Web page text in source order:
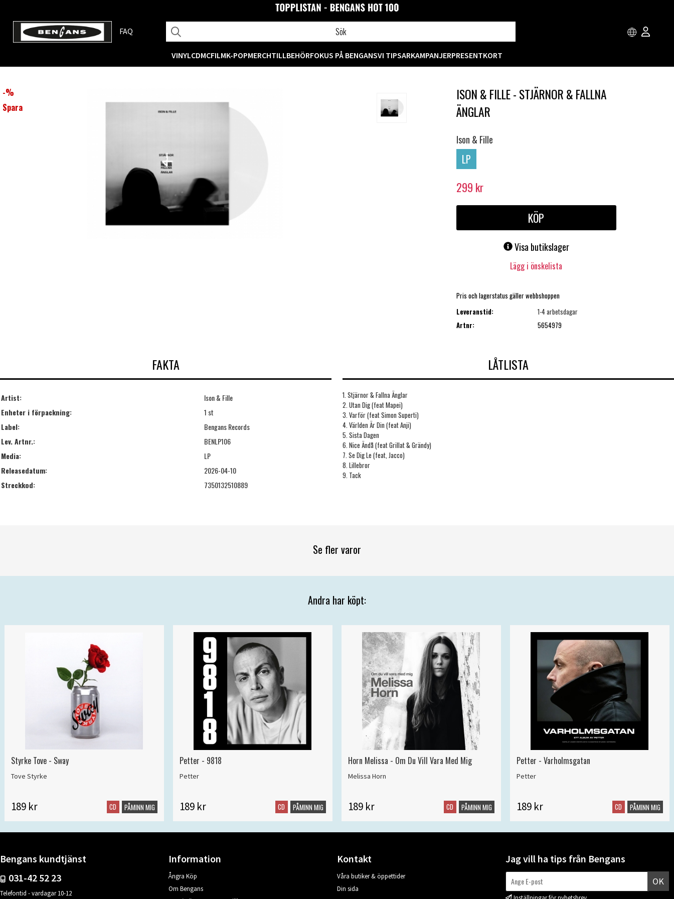
FAQ
VINYLCDMCFILMK-POPMERCHTILLBEHÖRFOKUS PÅ BENGANSVI TIPSARKAMPANJERPRESENTKORT
-%
Spara
ISON & FILLE - STJÄRNOR & FALLNA
ÄNGLAR
Ison & Fille
LP
299 kr
KÖP
Visa butikslager
Lägg i önskelista
Pris och lagerstatus gäller webbshoppen
Leveranstid:
1-4 arbetsdagar
Artnr:
5654979
FAKTA
Artist:
Ison & Fille
Enheter i förpackning:
1 st
Label:
Bengans Records
Lev. Artnr.:
BENLP106
Media:
LP
Releasedatum:
2026-04-10
Streckkod:
7350132510889
LÅTLISTA
1. Stjärnor & Fallna Änglar
2. Utan Dig (feat Mapei)
3. Varför (feat Simon Superti)
4. Världen Är Din (feat Anji)
5. Sista Dagen
6. Nice Ändå (feat Grillat & Grändy)
7. Se Dig Le (feat, Jacco)
8. Lillebror
9. Tack
Se fler varor
Andra har köpt:
Styrke Tove - Sway
Tove Styrke
189 kr CD PÅMINN MIG
Petter - 9818
Petter
189 kr CD PÅMINN MIG
Horn Melissa - Om Du Vill Vara Med Mig
Melissa Horn
189 kr CD PÅMINN MIG
Petter - Varholmsgatan
Petter
189 kr CD PÅMINN MIG
Bengans kundtjänst
031-42 52 23
Telefontid - vardagar 10-12
Information
Ångra Köp
Om Bengans
Kontakt
Våra butiker & öppettider
Din sida
Jag vill ha tips från Bengans
OK